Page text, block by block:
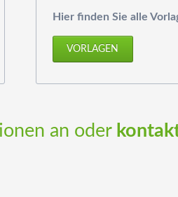
Hier finden Sie alle
VORLAGEN
an oder